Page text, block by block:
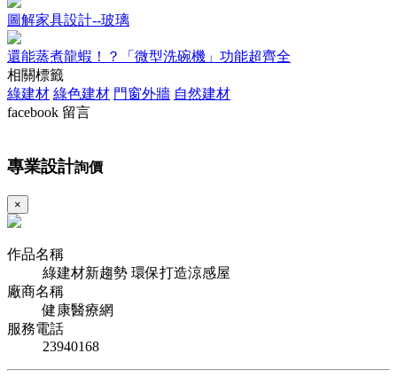
圖解家具設計--玻璃
還能蒸煮龍蝦！？「微型洗碗機」功能超齊全
相關標籤
綠建材 綠色建材 門窗外牆 自然建材
facebook 留言
專業設計詢價
×
作品名稱
綠建材新趨勢 環保打造涼感屋
廠商名稱
健康醫療網
服務電話
23940168